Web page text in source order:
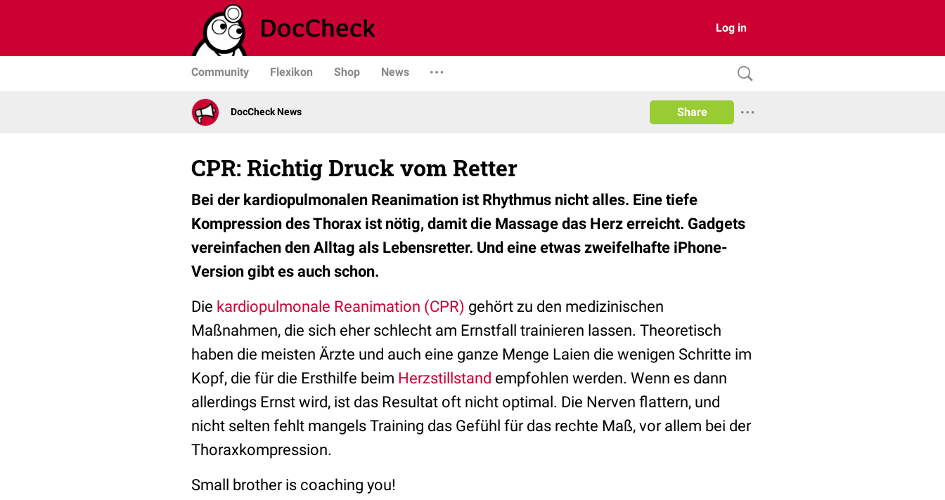
Log in
Community Flexikon Shop News
DocCheck News Share
CPR: Richtig Druck vom Retter
Bei der kardiopulmonalen Reanimation ist Rhythmus nicht alles. Eine tiefe
Kompression des Thorax ist nötig, damit die Massage das Herz erreicht. Gadgets
vereinfachen den Alltag als Lebensretter. Und eine etwas zweifelhafte iPhone-
Version gibt es auch schon.
Die kardiopulmonale Reanimation (CPR) gehört zu den medizinischen
Maßnahmen, die sich eher schlecht am Ernstfall trainieren lassen. Theoretisch
haben die meisten Ärzte und auch eine ganze Menge Laien die wenigen Schritte im
Kopf, die für die Ersthilfe beim Herzstillstand empfohlen werden. Wenn es dann
allerdings Ernst wird, ist das Resultat oft nicht optimal. Die Nerven flattern, und
nicht selten fehlt mangels Training das Gefühl für das rechte Maß, vor allem bei der
Thoraxkompression.
Small brother is coaching you!